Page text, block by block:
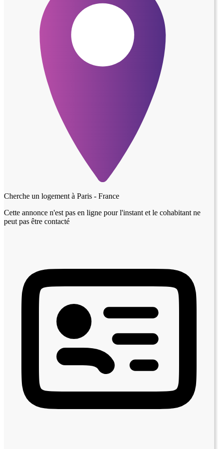
Cherche un logement à Paris - France
Cette annonce n'est pas en ligne pour l'instant et le cohabitant ne
peut pas être contacté